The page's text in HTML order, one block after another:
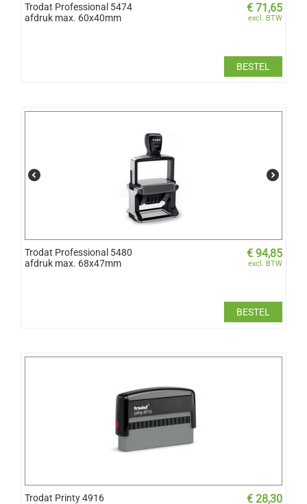
Trodat Professional 5474
afdruk max. 60x40mm
€ 71,65
excl. BTW
BESTEL
Trodat Professional 5480
afdruk max. 68x47mm
€ 94,85
excl. BTW
BESTEL
​Trodat Printy 4916
€ 28,30